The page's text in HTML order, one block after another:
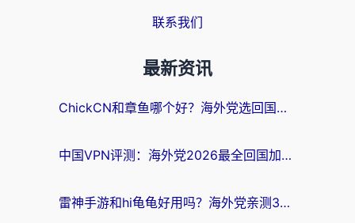
联系我们
最新资讯
ChickCN和章鱼哪个好？海外党选回国加速器的3个关键维度 + 实用避坑指南
中国VPN评测：海外党2026最全回国加速器选择指南，告别地区限制不踩坑
雷神手游和hi龟龟好用吗？海外党亲测3款回国加速器，教你选对国外到国内加速器